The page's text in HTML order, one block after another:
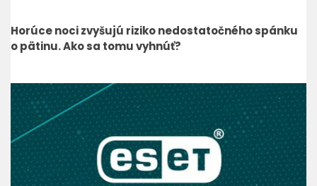
Horúce noci zvyšujú riziko nedostatočného spánku
o pätinu. Ako sa tomu vyhnúť?